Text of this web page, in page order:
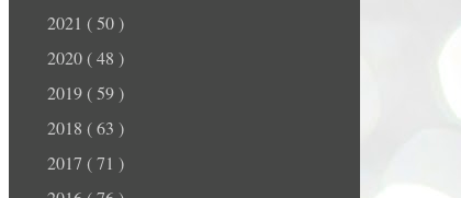
2021 ( 50 )
2020 ( 48 )
2019 ( 59 )
2018 ( 63 )
2017 ( 71 )